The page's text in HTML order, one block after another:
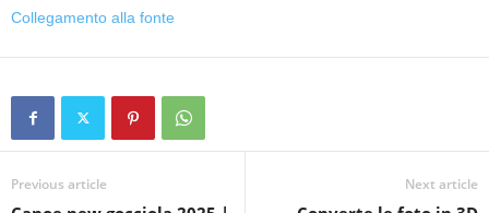
Collegamento alla fonte
Previous article Next article